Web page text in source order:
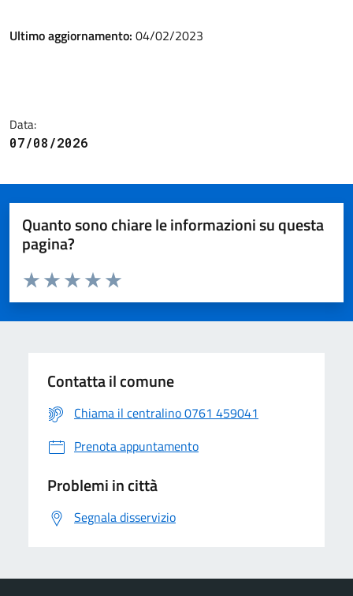
Ultimo aggiornamento: 04/02/2023
Data:
07/08/2026
Quanto sono chiare le informazioni su questa
pagina?
Valuta da 1 a 5 stelle la pagina
Valuta 4 stelle su 5
Valuta 3 stelle su 5
Valuta 2 stelle su 5
Valuta 1 stelle su 5
Contatta il comune
Chiama il centralino 0761 459041
Prenota appuntamento
Problemi in città
Segnala disservizio